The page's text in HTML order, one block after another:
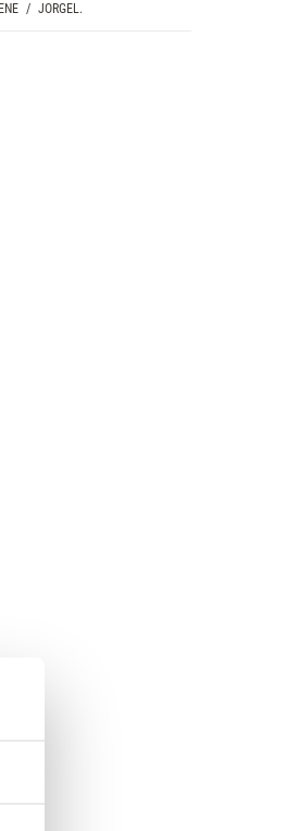
/ JORGEL.